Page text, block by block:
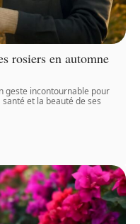
rosiers en automne
geste incontournable pour
et la beauté de ses